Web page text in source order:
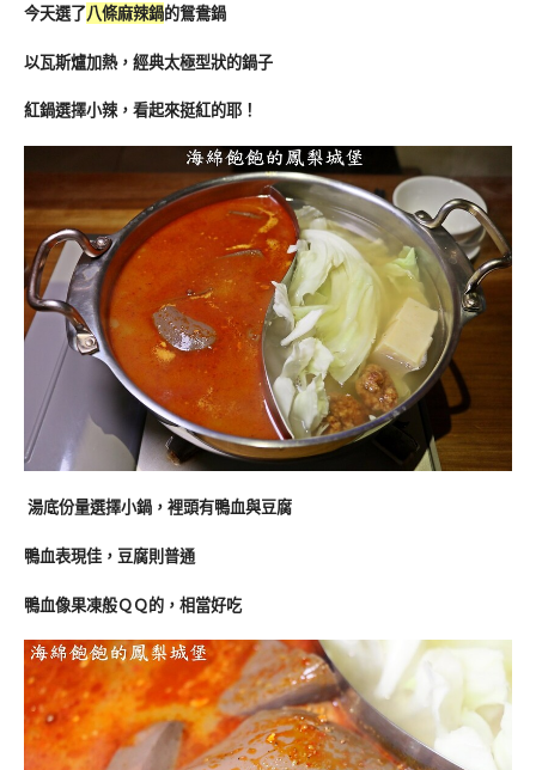
今天選了八條麻辣鍋的鴛鴦鍋
以瓦斯爐加熱，經典太極型狀的鍋子
紅鍋選擇小辣，看起來挺紅的耶！
湯底份量選擇小鍋，裡頭有鴨血與豆腐
鴨血表現佳，豆腐則普通
鴨血像果凍般ＱＱ的，相當好吃